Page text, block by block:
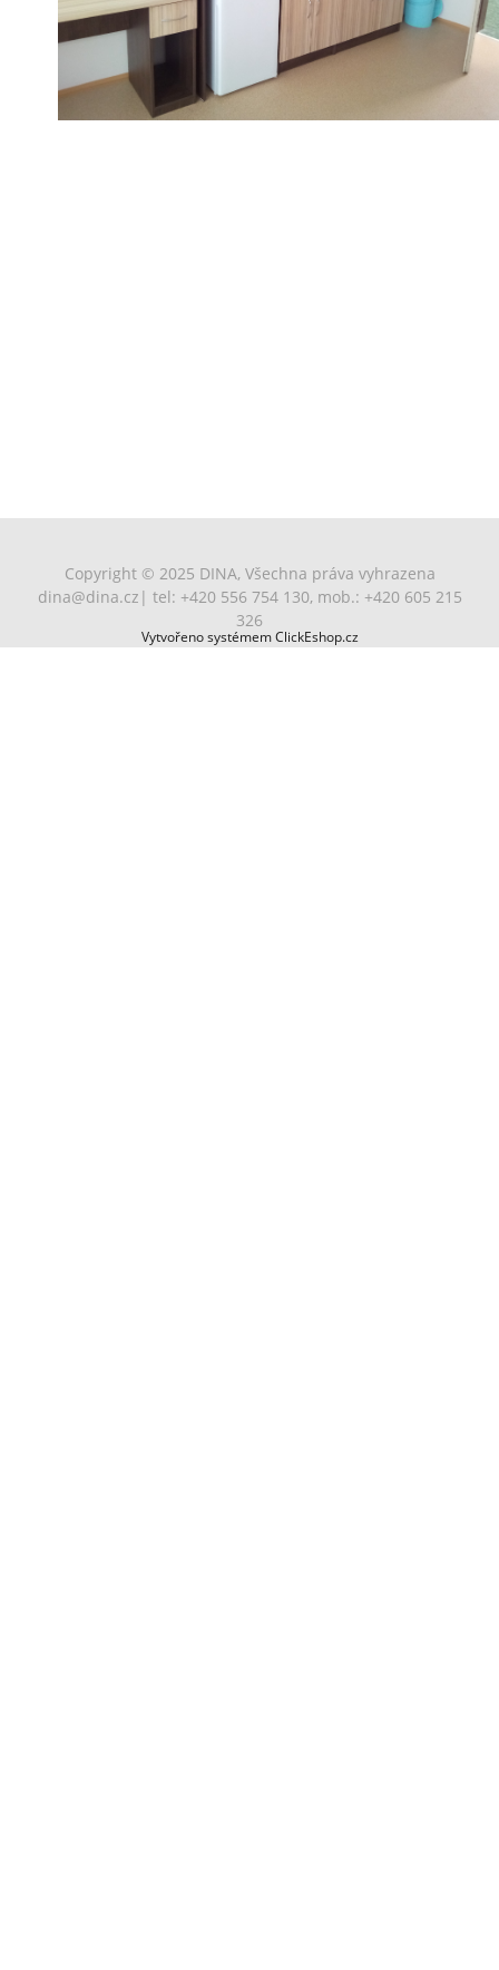
Copyright © 2025 DINA, Všechna práva vyhrazena
dina@dina.cz | tel: +420 556 754 130, mob.: +420 605 215
326
Vytvořeno systémem ClickEshop.cz